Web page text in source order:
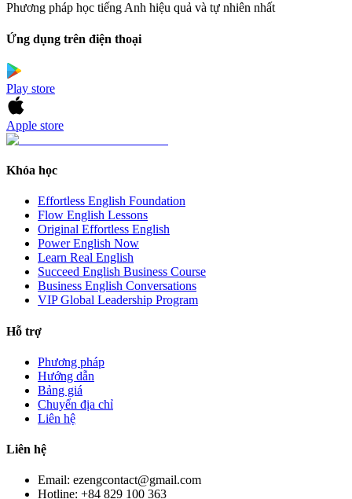
Phương pháp học tiếng Anh hiệu quả và tự nhiên nhất
Ứng dụng trên điện thoại
Play store
Apple store
Khóa học
Effortless English Foundation
Flow English Lessons
Original Effortless English
Power English Now
Learn Real English
Succeed English Business Course
Business English Conversations
VIP Global Leadership Program
Hỗ trợ
Phương pháp
Hướng dẫn
Bảng giá
Chuyển địa chỉ
Liên hệ
Liên hệ
Email: ezengcontact@gmail.com
Hotline: +84 829 100 363